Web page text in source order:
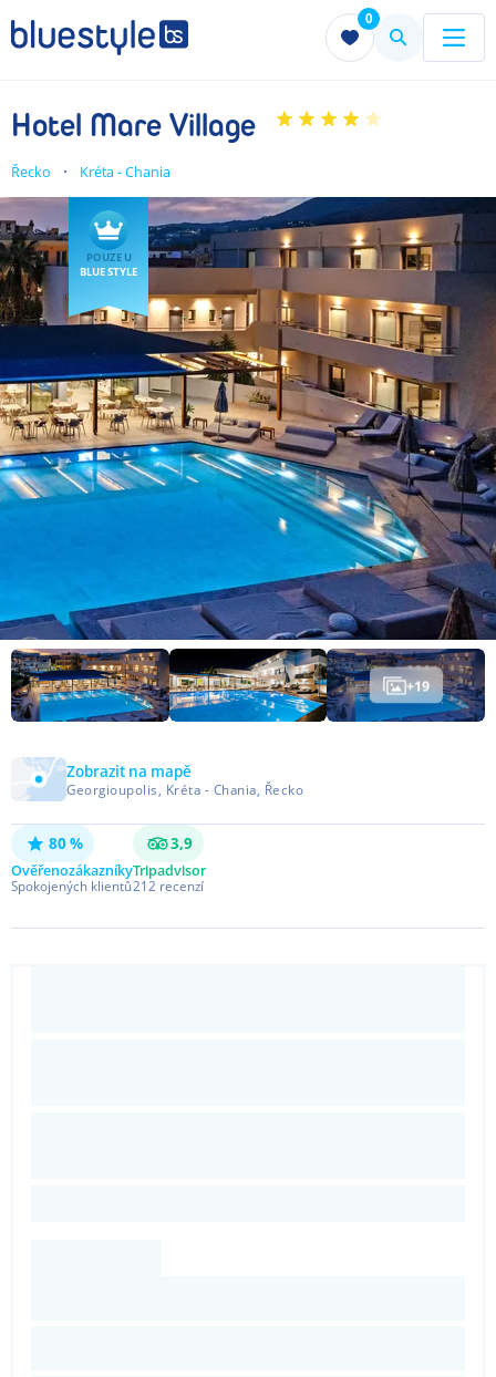
0
Menu Menu
Hotel Mare Village
Řecko Kréta - Chania
POUZE U
BLUE STYLE
+19
Zobrazit na mapě
Georgioupolis, Kréta - Chania, Řecko
80 %
Ověřenozákazníky
Spokojených klientů
3,9
Tripadvisor
212 recenzí